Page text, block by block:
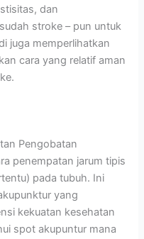
dan
stroke – pun untuk
juga memperlihatkan
cara yang relatif aman
Pengobatan
penempatan jarum tipis
pada tubuh. Ini
yang
kekuatan kesehatan
spot akupuntur mana